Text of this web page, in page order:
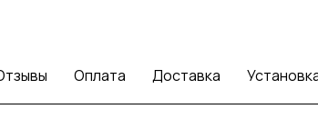
Оплата Доставка